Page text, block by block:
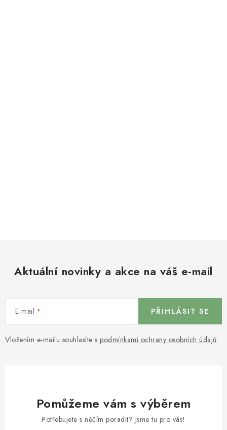
Aktuální novinky a akce na váš e-mail
E-mail
Vložením e-mailu souhlasíte s podmínkami ochrany osobních údajů
PŘIHLÁSIT SE
Pomůžeme vám s výběrem
Potřebujete s něčím poradit? Jsme tu pro vás!